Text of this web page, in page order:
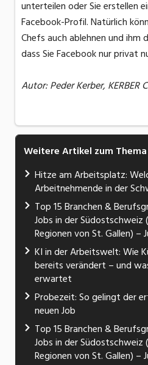
unterteilen oder Sie erstellen
Facebook-Profil. Natürlich
Chefs auch ablehnen und ihm
dass Sie Facebook nur privat
Autor: Peder Kerber, KERBER
Weitere Artikel zum Thema
Hitze am Arbeitsplatz:
Arbeitnehmende in der
Top 15 Branchen &
Jobs in der Südostschweiz
Regionen von St. Gallen) –
KI in der Arbeitswelt: Wie
bereits verändert – und
erwartet
Probezeit: So gelingt der
neuen Job
Top 15 Branchen &
Jobs in der Südostschweiz
Regionen von St. Gallen) –